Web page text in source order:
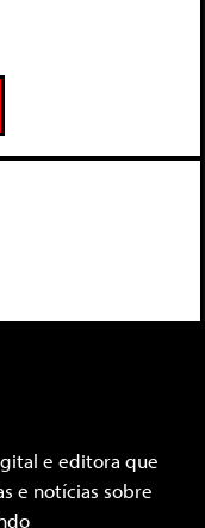
e editora que
e notícias sobre